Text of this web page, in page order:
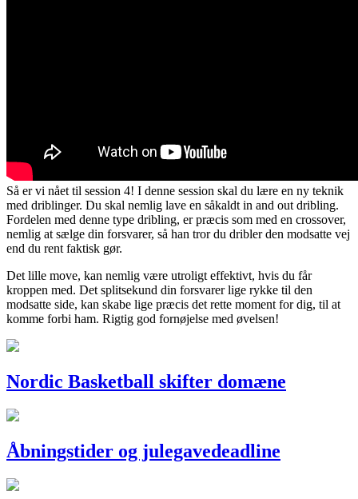
Så er vi nået til session 4! I denne session skal du lære en ny teknik
med driblinger. Du skal nemlig lave en såkaldt in and out dribling.
Fordelen med denne type dribling, er præcis som med en crossover,
nemlig at sælge din forsvarer, så han tror du dribler den modsatte vej
end du rent faktisk gør.
Det lille move, kan nemlig være utroligt effektivt, hvis du får
kroppen med. Det splitsekund din forsvarer lige rykke til den
modsatte side, kan skabe lige præcis det rette moment for dig, til at
komme forbi ham. Rigtig god fornøjelse med øvelsen!
Nordic Basketball skifter domæne
Åbningstider og julegavedeadline